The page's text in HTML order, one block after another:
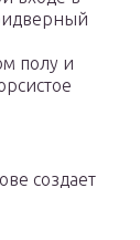
полу и
создает